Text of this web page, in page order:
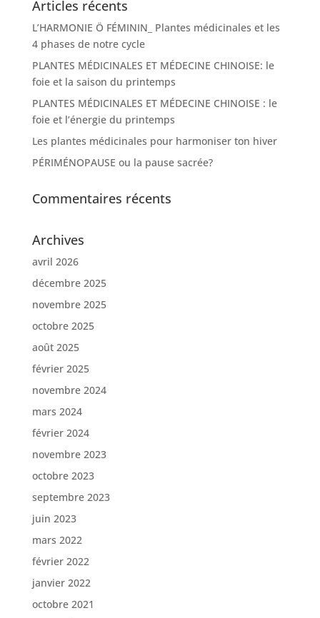
Articles récents
L’HARMONIE Ö FÉMININ_ Plantes médicinales et les
4 phases de notre cycle
PLANTES MÉDICINALES ET MÉDECINE CHINOISE: le
foie et la saison du printemps
PLANTES MÉDICINALES ET MÉDECINE CHINOISE : le
foie et l’énergie du printemps
Les plantes médicinales pour harmoniser ton hiver
PÉRIMÉNOPAUSE ou la pause sacrée?
Commentaires récents
Archives
avril 2026
décembre 2025
novembre 2025
octobre 2025
août 2025
février 2025
novembre 2024
mars 2024
février 2024
novembre 2023
octobre 2023
septembre 2023
juin 2023
mars 2022
février 2022
janvier 2022
octobre 2021